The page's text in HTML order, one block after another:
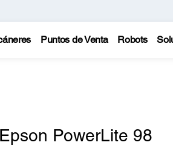
Puntos de Venta Robots
Epson PowerLite 98